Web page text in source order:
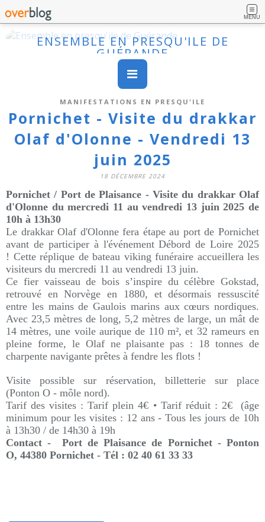
MENU
ENSEMBLE EN PRESQU'ILE DE
GUÉRANDE
MANIFESTATIONS EN PRESQU'ILE
Pornichet - Visite du drakkar
Olaf d'Olonne - Vendredi 13
juin 2025
18 DÉCEMBRE 2024
Pornichet / Port de Plaisance - Visite du drakkar Olaf
d'Olonne du mercredi 11 au vendredi 13 juin 2025de
10h à 13h30
Le drakkar Olaf d'Olonne fera étape au port de Pornichet
avant de participer à l'événement Débord de Loire 2025
! Cette réplique de bateau viking funéraire accueillera les
visiteurs du mercredi 11 au vendredi 13 juin.
Ce fier vaisseau de bois s’inspire du célèbre Gokstad,
retrouvé en Norvège en 1880, et désormais ressuscité
entre les mains de Gaulois marins aux cœurs nordiques.
Avec 23,5 mètres de long, 5,2 mètres de large, un mât de
14 mètres, une voile aurique de 110 m², et 32 rameurs en
pleine forme, le Olaf ne plaisante pas : 18 tonnes de
charpente navigante prêtes à fendre les flots !
Visite possible sur réservation, billetterie sur place
(Ponton O - môle nord).
Tarif des visites : Tarif plein 4€ • Tarif réduit : 2€ (âge
minimum pour les visites : 12 ans - Tous les jours de 10h
à 13h30 / de 14h30 à 19h
Contact - Port de Plaisance de Pornichet - Ponton
O, 44380 Pornichet - Tél : 02 40 61 33 33